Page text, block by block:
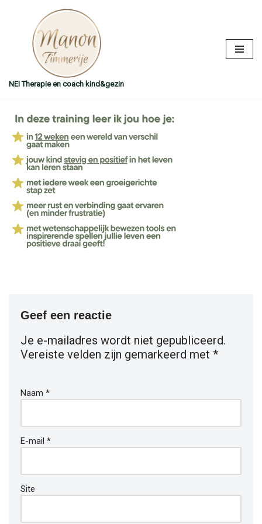
NEI Therapie en coach kind&gezin
Geef een reactie
Je e-mailadres wordt niet gepubliceerd.
Vereiste velden zijn gemarkeerd met *
Naam *
E-mail *
Site